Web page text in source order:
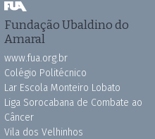
Fundação Ubaldino do
Amaral
www.fua.org.br
Colégio Politécnico
Lar Escola Monteiro Lobato
Liga Sorocabana de Combate ao
Câncer
Vila dos Velhinhos